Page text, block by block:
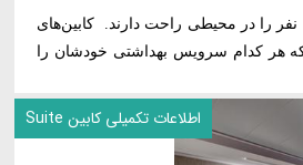
اتاق‌های مخصوص خانواده در کشتی کروز مراویلیا، ظرفیت میزبانی از 10 نفر را در محیطی راحت دارند. کابین‌های
هر کدام سرویس بهداشتی خودشان را
اطلاعات تکمیلی کابین Suite